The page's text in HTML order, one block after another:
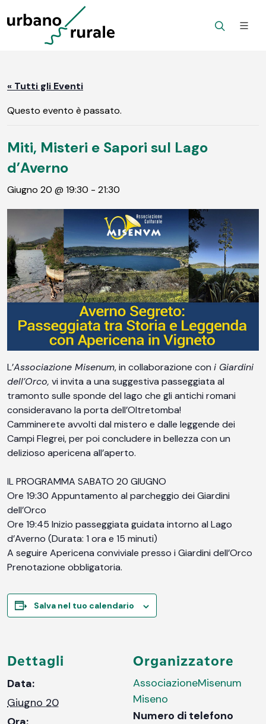
« Tutti gli Eventi
Questo evento è passato.
Miti, Misteri e Sapori sul Lago
d’Averno
Giugno 20 @ 19:30 - 21:30
L’Associazione Misenum, in collaborazione con i Giardini
dell’Orco, vi invita a una suggestiva passeggiata al
tramonto sulle sponde del lago che gli antichi romani
consideravano la porta dell’Oltretomba!
Camminerete avvolti dal mistero e dalle leggende dei
Campi Flegrei, per poi concludere in bellezza con un
delizioso apericena all’aperto.
IL PROGRAMMA SABATO 20 GIUGNO
Ore 19:30 Appuntamento al parcheggio dei Giardini
dell’Orco
Ore 19:45 Inizio passeggiata guidata intorno al Lago
d’Averno (Durata: 1 ora e 15 minuti)
A seguire Apericena conviviale presso i Giardini dell’Orco
Prenotazione obbligatoria.
Salva nel tuo calendario
Dettagli
Data:
Giugno 20
Organizzatore
AssociazioneMisenum
Miseno
Numero di telefono